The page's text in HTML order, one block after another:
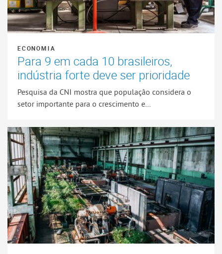
ECONOMIA
Para 9 em cada 10 brasileiros,
indústria forte deve ser prioridade
Pesquisa da CNI mostra que população considera o
setor importante para o crescimento e...